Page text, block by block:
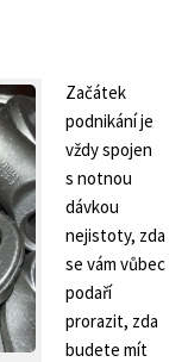
Začátek
podnikání je
vždy spojen
s notnou
dávkou
nejistoty, zda
se vám vůbec
podaří
prorazit, zda
budete mít